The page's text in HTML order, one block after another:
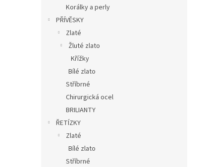
Korálky a perly
PŘÍVĚSKY
Zlaté
Žluté zlato
Křížky
Bílé zlato
Stříbrné
Chirurgická ocel
BRILIANTY
ŘETÍZKY
Zlaté
Bílé zlato
Stříbrné